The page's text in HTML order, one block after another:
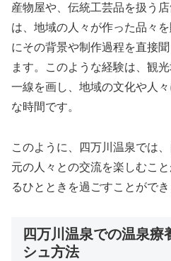
産物屋や、伝統工芸品を扱う
は、地域の人々が作った品々
にその背景や制作過程を直接
ます。このような経験は、観
一線を画し、地域の文化や人
な時間です。
このように、四万川温泉では
元の人々との交流を楽しむこ
るひとときを過ごすことができ
四万川温泉での温泉療
シュ方法